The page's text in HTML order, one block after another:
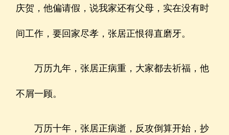
庆贺，他偏请假，说我家还有父母，实在没有时
间工作，要回家尽孝，张居正恨得直磨牙。
万历九年，张居正病重，大家都去祈福，他
不屑一顾。
万历十年，张居正病逝，反攻倒算开始，抄